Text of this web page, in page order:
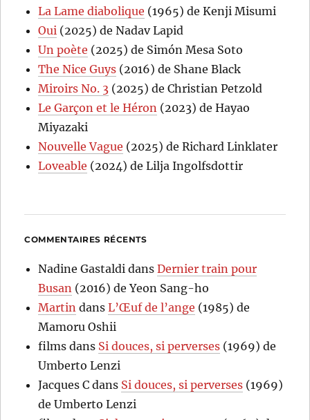
La Lame diabolique (1965) de Kenji Misumi
Oui (2025) de Nadav Lapid
Un poète (2025) de Simón Mesa Soto
The Nice Guys (2016) de Shane Black
Miroirs No. 3 (2025) de Christian Petzold
Le Garçon et le Héron (2023) de Hayao
Miyazaki
Nouvelle Vague (2025) de Richard Linklater
Loveable (2024) de Lilja Ingolfsdottir
COMMENTAIRES RÉCENTS
Nadine Gastaldi dansDernier train pour
Busan (2016) de Yeon Sang-ho
Martin dansL’Œuf de l’ange (1985) de
Mamoru Oshii
films dans Si douces, si perverses (1969) de
Umberto Lenzi
Jacques C dans Si douces, si perverses (1969)
de Umberto Lenzi